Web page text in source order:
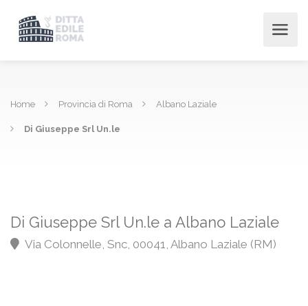
Home Provincia di Roma Albano Laziale
Di Giuseppe Srl Un.le
Di Giuseppe Srl Un.le a Albano Laziale
Via Colonnelle, Snc, 00041, Albano Laziale (RM)